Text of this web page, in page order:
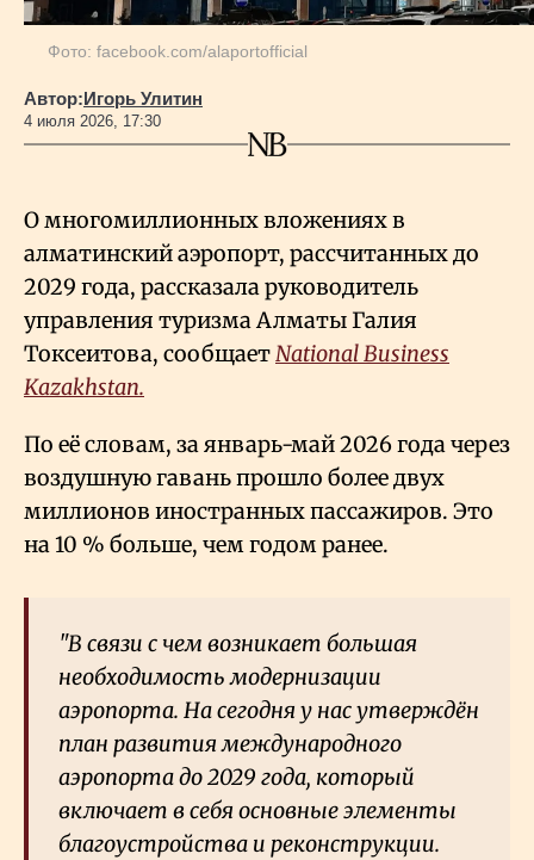
Исследования
Люди
О нас
Все новости
Фото: facebook.com/alaportofficial
Автор:Игорь Улитин
4 июля 2026, 17:30
О многомиллионных вложениях в
алматинский аэропорт, рассчитанных до
2029 года, рассказала руководитель
управления туризма Алматы Галия
Токсеитова, сообщаетNational Business
Kazakhstan.
По её словам, за январь-май 2026 года через
воздушную гавань прошло более двух
миллионов иностранных пассажиров. Это
на 10 % больше, чем годом ранее.
"В связи с чем возникает большая
необходимость модернизации
аэропорта. На сегодня у нас утверждён
план развития международного
аэропорта до 2029 года, который
включает в себя основные элементы
благоустройства и реконструкции.